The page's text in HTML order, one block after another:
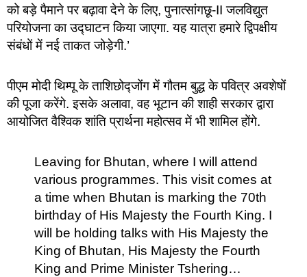
को बड़े पैमाने पर बढ़ावा देने के लिए, पुनात्सांगछू-II जलविद्युत
परियोजना का उद्घाटन किया जाएगा. यह यात्रा हमारे द्विपक्षीय
संबंधों में नई ताकत जोड़ेगी.’
पीएम मोदी थिम्पू के ताशिछोद्जोंग में गौतम बुद्ध के पवित्र अवशेषों
की पूजा करेंगे. इसके अलावा, वह भूटान की शाही सरकार द्वारा
आयोजित वैश्विक शांति प्रार्थना महोत्सव में भी शामिल होंगे.
Leaving for Bhutan, where I will attend
various programmes. This visit comes at
a time when Bhutan is marking the 70th
birthday of His Majesty the Fourth King. I
will be holding talks with His Majesty the
King of Bhutan, His Majesty the Fourth
King and Prime Minister Tshering…